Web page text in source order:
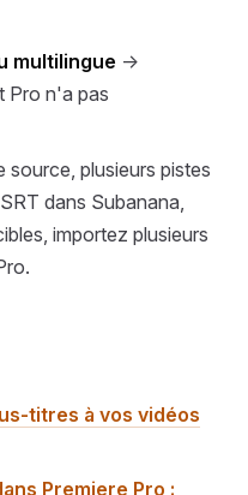
multilingue →
Pro n'a pas
source, plusieurs pistes
dans Subanana,
importez plusieurs
titres à vos vidéos
Premiere Pro :